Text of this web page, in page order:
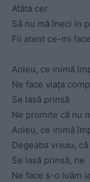
Atâta cer
Să nu mă îneci în
Fii atent ce-mi
Aoleu, ce inimă
Ne face viața
Se lasă prinsă
Ne promite că nu
Aoleu, ce inimă
Degeaba vreau,
Se lasă prinsă, ne
Ne face s-o luăm